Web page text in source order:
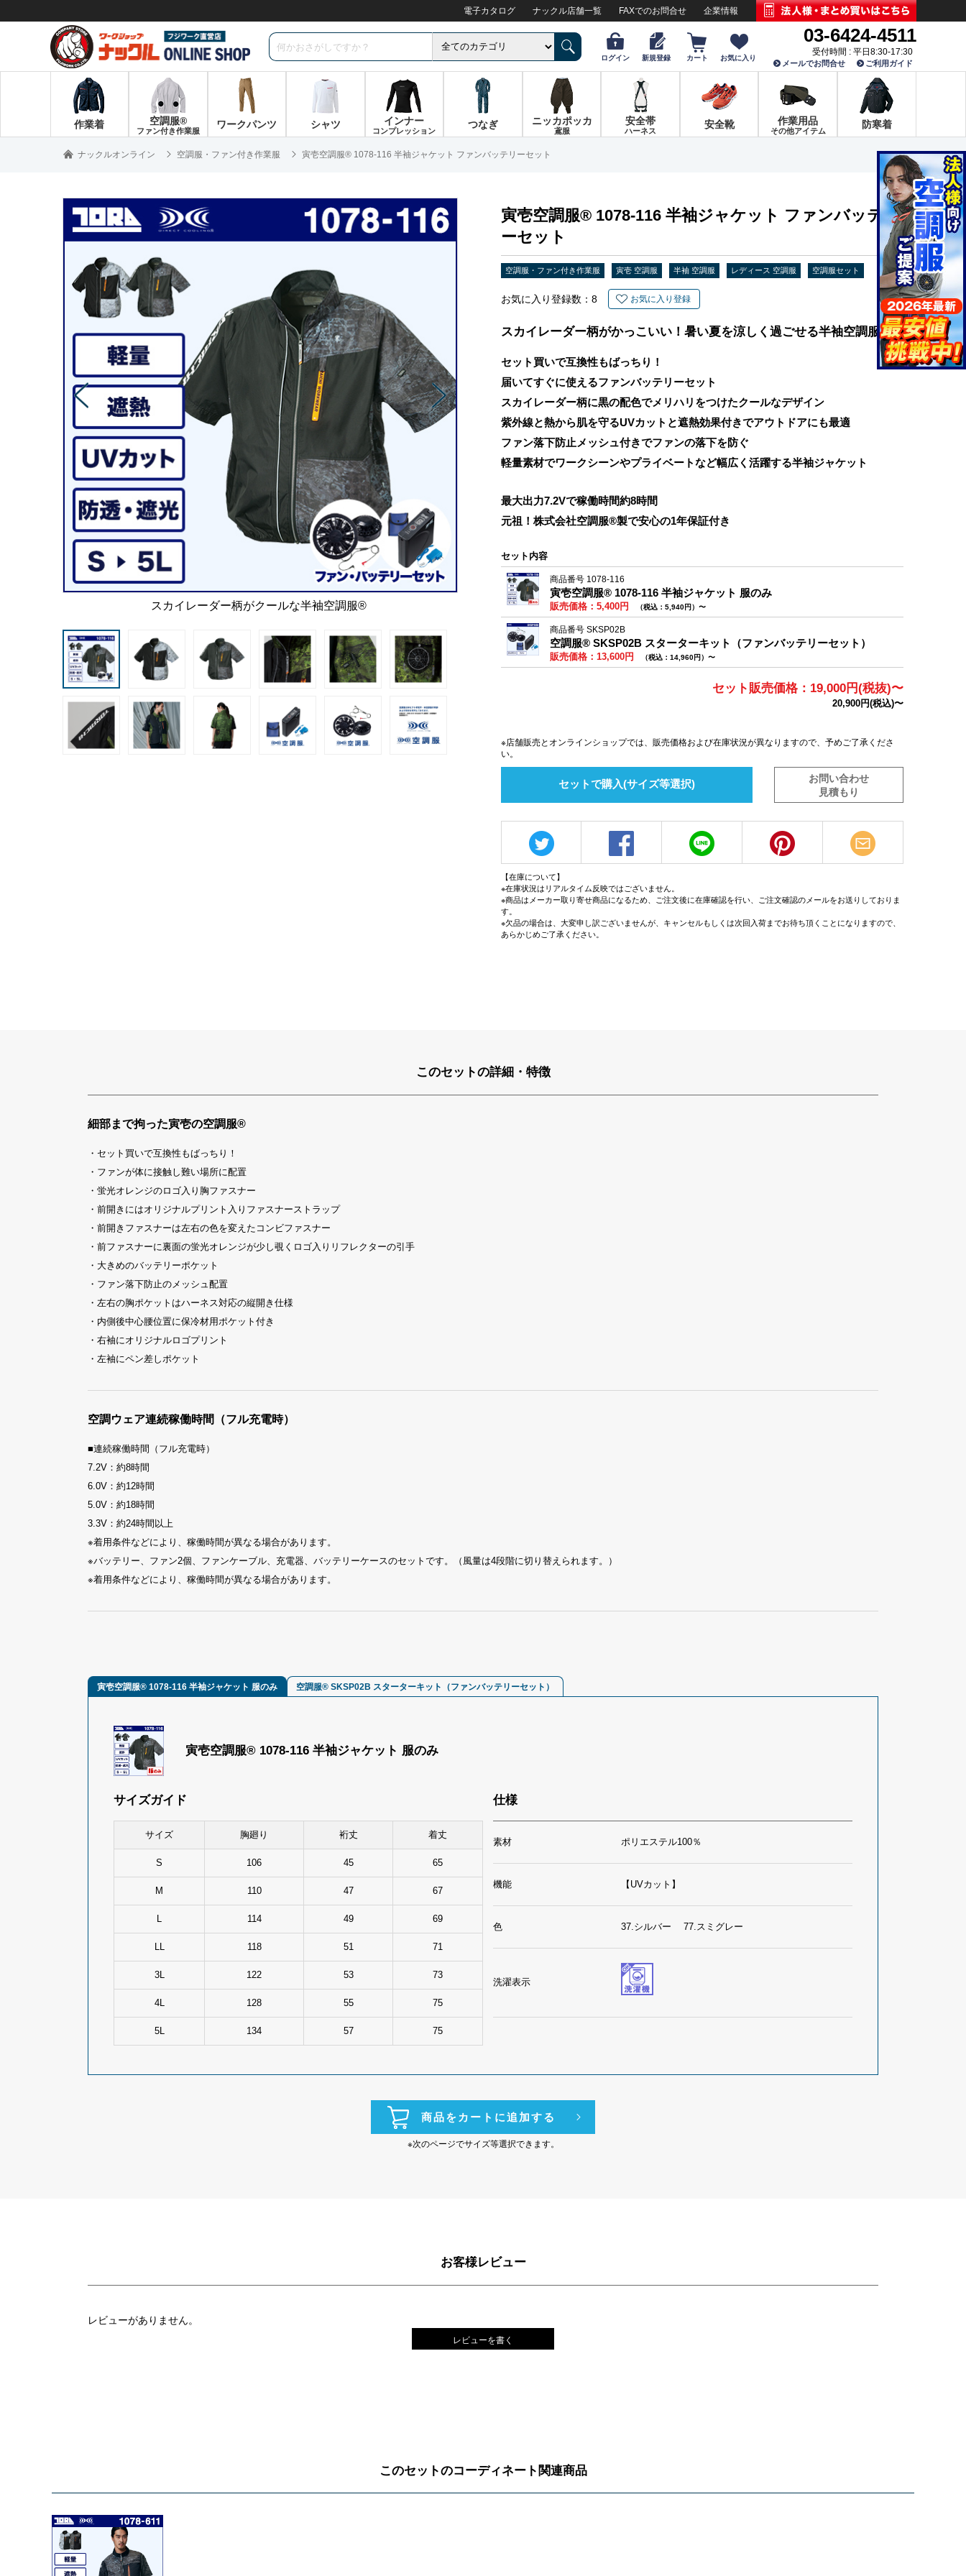
電子カタログ ナックル店舗一覧 FAXでのお問合せ 企業情報
ログイン 新規登録 カート お気に入り
03-6424-4511
受付時間 : 平日8:30-17:30
メールでお問合せ ご利用ガイド
作業着 空調服®
ファン付き作業服
ワークパンツ シャツ インナー
コンプレッション
つなぎ ニッカポッカ
鳶服
安全帯
ハーネス
安全靴 作業用品
その他アイテム
防寒着
ナックルオンライン 空調服・ファン付き作業服 寅壱空調服® 1078-116 半袖ジャケット ファンバッテリーセット
スカイレーダー柄がクールな半袖空調服®
寅壱空調服® 1078-116 半袖ジャケット ファンバッテリ
ーセット
空調服・ファン付き作業服 寅壱 空調服 半袖 空調服 レディース 空調服 空調服セット
お気に入り登録数： 8 お気に入り登録
スカイレーダー柄がかっこいい！暑い夏を涼しく過ごせる半袖空調服®
セット買いで互換性もばっちり！
届いてすぐに使えるファンバッテリーセット
スカイレーダー柄に黒の配色でメリハリをつけたクールなデザイン
紫外線と熱から肌を守るUVカットと遮熱効果付きでアウトドアにも最適
ファン落下防止メッシュ付きでファンの落下を防ぐ
軽量素材でワークシーンやプライベートなど幅広く活躍する半袖ジャケット
最大出力7.2Vで稼働時間約8時間
元祖！株式会社空調服®製で安心の1年保証付き
セット内容
商品番号 1078-116
寅壱空調服® 1078-116 半袖ジャケット 服のみ
販売価格：5,400円 （税込：5,940円）〜
商品番号 SKSP02B
空調服® SKSP02B スターターキット（ファンバッテリーセット）
販売価格：13,600円 （税込：14,960円）〜
セット販売価格：19,000円(税抜)〜
20,900円(税込)〜
※店舗販売とオンラインショップでは、販売価格および在庫状況が異なりますので、予めご了承くださ
い。
セットで購入(サイズ等選択)
お問い合わせ
見積もり
【在庫について】
※在庫状況はリアルタイム反映ではございません。
※商品はメーカー取り寄せ商品になるため、ご注文後に在庫確認を行い、ご注文確認のメールをお送りしておりま
す。
※欠品の場合は、大変申し訳ございませんが、キャンセルもしくは次回入荷までお待ち頂くことになりますので、
あらかじめご了承ください。
このセットの詳細・特徴
細部まで拘った寅壱の空調服®
・セット買いで互換性もばっちり！
・ファンが体に接触し難い場所に配置
・蛍光オレンジのロゴ入り胸ファスナー
・前開きにはオリジナルプリント入りファスナーストラップ
・前開きファスナーは左右の色を変えたコンビファスナー
・前ファスナーに裏面の蛍光オレンジが少し覗くロゴ入りリフレクターの引手
・大きめのバッテリーポケット
・ファン落下防止のメッシュ配置
・左右の胸ポケットはハーネス対応の縦開き仕様
・内側後中心腰位置に保冷材用ポケット付き
・右袖にオリジナルロゴプリント
・左袖にペン差しポケット
空調ウェア連続稼働時間（フル充電時）
■連続稼働時間（フル充電時）
7.2V：約8時間
6.0V：約12時間
5.0V：約18時間
3.3V：約24時間以上
※着用条件などにより、稼働時間が異なる場合があります。
※バッテリー、ファン2個、ファンケーブル、充電器、バッテリーケースのセットです。（風量は4段階に切り替えられます。）
※着用条件などにより、稼働時間が異なる場合があります。
寅壱空調服® 1078-116 半袖ジャケット 服のみ 空調服® SKSP02B スターターキット（ファンバッテリーセット）
寅壱空調服® 1078-116 半袖ジャケット 服のみ
サイズガイド
サイズ 胸廻り 裄丈 着丈
S 106 45 65
M 110 47 67
L 114 49 69
LL 118 51 71
3L 122 53 73
4L 128 55 75
5L 134 57 75
仕様
素材 ポリエステル100％
機能 【UVカット】
色 37.シルバー 77.スミグレー
洗濯表示
商品をカートに追加する
※次のページでサイズ等選択できます。
お客様レビュー
レビューがありません。
レビューを書く
このセットのコーディネート関連商品